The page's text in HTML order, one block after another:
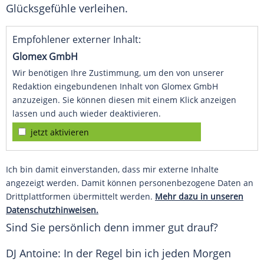
Glücksgefühle verleihen.
Empfohlener externer Inhalt:
Glomex GmbH
Wir benötigen Ihre Zustimmung, um den von unserer
Redaktion eingebundenen Inhalt von Glomex GmbH
anzuzeigen. Sie können diesen mit einem Klick anzeigen
lassen und auch wieder deaktivieren.
jetzt aktivieren
Ich bin damit einverstanden, dass mir externe Inhalte
angezeigt werden. Damit können personenbezogene Daten an
Drittplattformen übermittelt werden. Mehr dazu in unseren
Datenschutzhinweisen.
Sind Sie persönlich denn immer gut drauf?
DJ Antoine: In der Regel bin ich jeden Morgen